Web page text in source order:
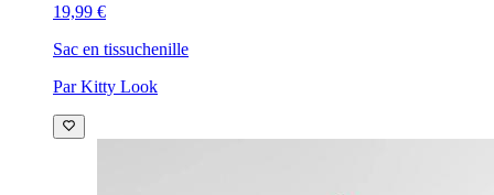
19,99 €
Sac en tissuchenille
Par Kitty Look